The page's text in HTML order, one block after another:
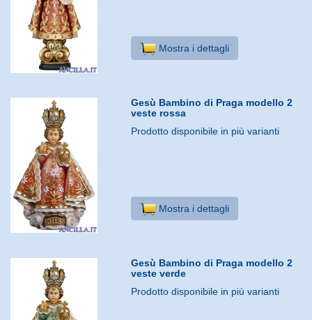
Mostra i dettagli
Gesù Bambino di Praga modello 2
veste rossa
Prodotto disponibile in più varianti
Mostra i dettagli
Gesù Bambino di Praga modello 2
veste verde
Prodotto disponibile in più varianti